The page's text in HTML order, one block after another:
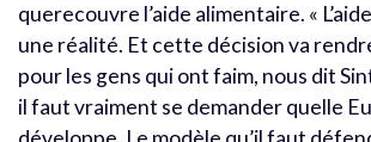
querecouvre l’aide alimentaire. «
une réalité. Et cette décision va
pour les gens qui ont faim, nous dit
il faut vraiment se demander quelle